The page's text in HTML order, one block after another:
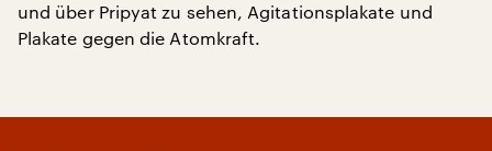
und über Pripyat zu sehen, Agitationsplakate und
Plakate gegen die Atomkraft.